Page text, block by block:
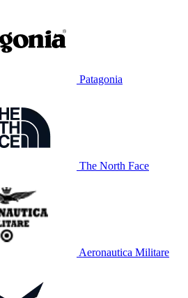
Patagonia
The North Face
Aeronautica Militare